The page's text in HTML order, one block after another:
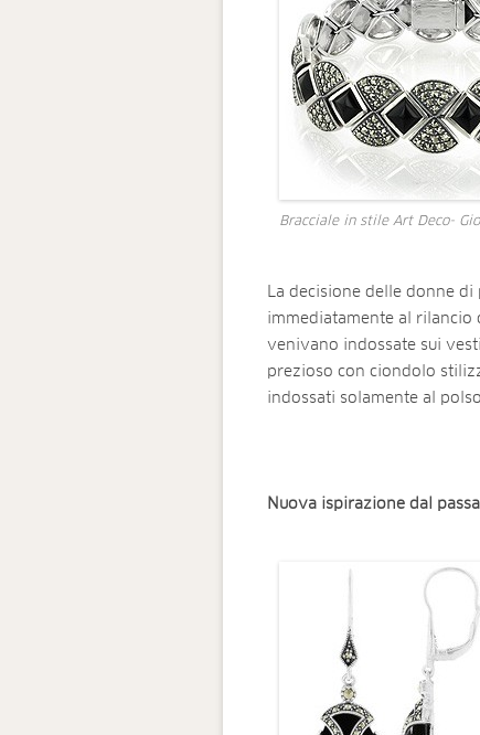
Bracciale in stile Art Deco-
La decisione delle donne
immediatamente al rilancio
venivano indossate sui
prezioso con ciondolo
indossati solamente al
Nuova ispirazione dal